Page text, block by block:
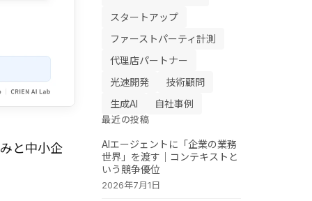
と中小企
スタートアップ
ファーストパーティ計測
代理店パートナー
光速開発
技術顧問
生成AI
自社事例
最近の投稿
AIエージェントに「企業の業務
世界」を渡す｜コンテキストと
いう競争優位
2026年7月1日